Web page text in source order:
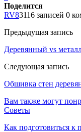
Поделится
RV83116 записей 0
Предыдущая запись
Деревянный vs
Следующая запись
Обшивка стен
Вам также могут
Советы
Как подготовиться к